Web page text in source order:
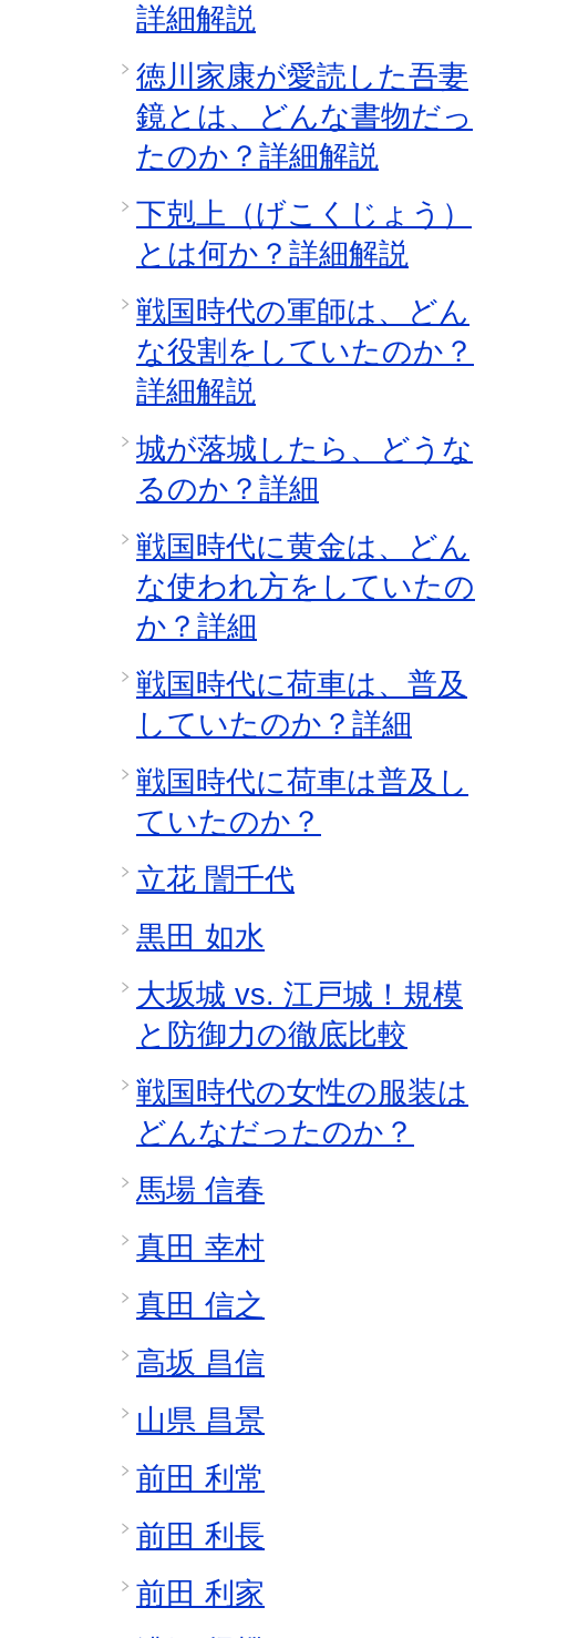
詳細解説
徳川家康が愛読した吾妻
鏡とは、どんな書物だっ
たのか？詳細解説
下剋上（げこくじょう）
とは何か？詳細解説
戦国時代の軍師は、どん
な役割をしていたのか？
詳細解説
城が落城したら、どうな
るのか？詳細
戦国時代に黄金は、どん
な使われ方をしていたの
か？詳細
戦国時代に荷車は、普及
していたのか？詳細
戦国時代に荷車は普及し
ていたのか？
立花 誾千代
黒田 如水
大坂城 vs. 江戸城！規模
と防御力の徹底比較
戦国時代の女性の服装は
どんなだったのか？
馬場 信春
真田 幸村
真田 信之
高坂 昌信
山県 昌景
前田 利常
前田 利長
前田 利家